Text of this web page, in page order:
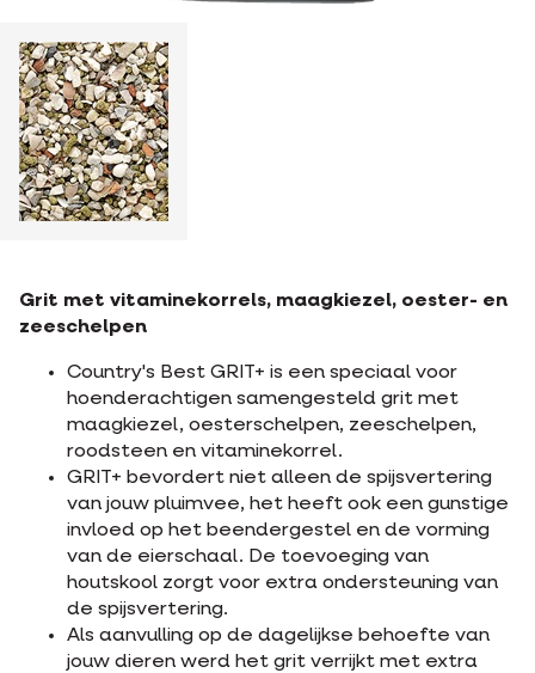
Grit met vitaminekorrels, maagkiezel, oester- en
zeeschelpen
Country's Best GRIT+ is een speciaal voor
hoenderachtigen samengesteld grit met
maagkiezel, oesterschelpen, zeeschelpen,
roodsteen en vitaminekorrel.
GRIT+ bevordert niet alleen de spijsvertering
van jouw pluimvee, het heeft ook een gunstige
invloed op het beendergestel en de vorming
van de eierschaal. De toevoeging van
houtskool zorgt voor extra ondersteuning van
de spijsvertering.
Als aanvulling op de dagelijkse behoefte van
jouw dieren werd het grit verrijkt met extra